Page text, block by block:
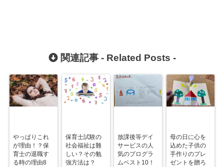
関連記事 - Related Posts -
やっぱりこれ
が理由！？保
育士の退職す
る時の理由8
保育士試験の
社会福祉は難
しい？その勉
強方法は？
放課後等デイ
サービスの人
気のプログラ
ムベスト10！
母の日に心を
込めた子供の
手作りのプレ
ゼントを贈ろ